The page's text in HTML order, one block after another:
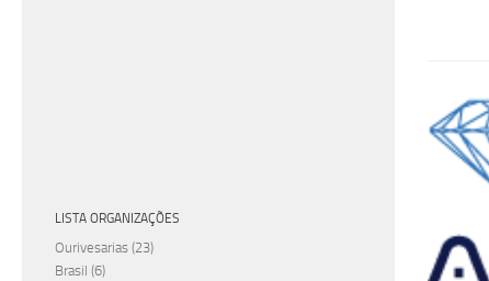
LISTA ORGANIZAÇÕES
Ourivesarias (23)
Brasil (6)